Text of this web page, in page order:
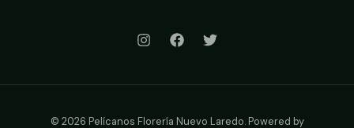
© 2026 Pelícanos Florería Nuevo Laredo. Powered by